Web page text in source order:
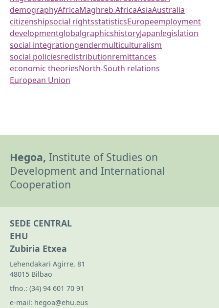
demographyAfricaMaghreb AfricaAsiaAustralia
citizenshipsocial rightsstatisticsEuropeemployment
developmentglobalgraphicshistoryJapanlegislation
social integrationgendermulticulturalism
social policiesredistributionremittances
economic theoriesNorth-South relations
European Union
Hegoa, Institute of Studies on
Development and International
Cooperation
SEDE CENTRAL
EHU
Zubiria Etxea
Lehendakari Agirre, 81
48015 Bilbao
tfno.: (34) 94 601 70 91
e-mail: hegoa@ehu.eus